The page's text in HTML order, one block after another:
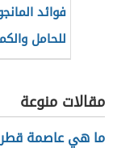
فوائد
للحامل
المسموح
مقالات منوعة
ما هي عاصمة قطر